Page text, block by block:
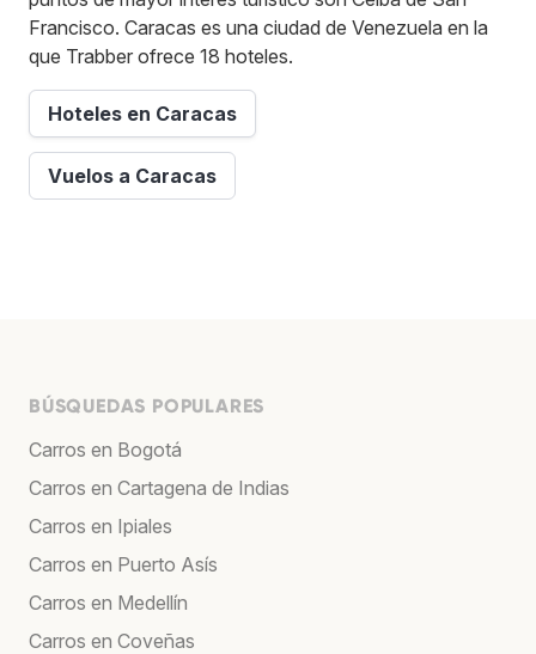
Francisco. Caracas es una ciudad de Venezuela en la
que Trabber ofrece 18 hoteles.
Hoteles en Caracas
Vuelos a Caracas
BÚSQUEDAS POPULARES
Carros en Bogotá
Carros en Cartagena de Indias
Carros en Ipiales
Carros en Puerto Asís
Carros en Medellín
Carros en Coveñas